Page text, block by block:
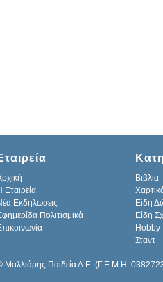
Εταιρεία
Εκδηλώσεις
Πολιτισμικά
Βιβλία
Είδη
Είδη
Hobby
Σταντ
Μαλλιάρης Παιδεία Α.Ε. (Γ.Ε.Μ.Η.